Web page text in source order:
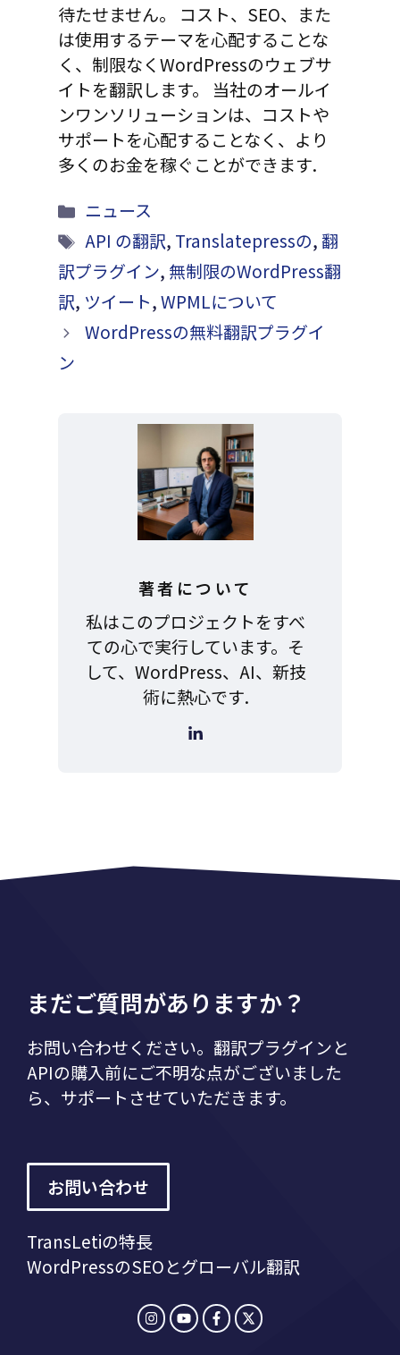
待たせません。 コスト、SEO、また
は使用するテーマを心配することな
く、制限なくWordPressのウェブサ
イトを翻訳します。 当社のオールイ
ンワンソリューションは、コストや
サポートを心配することなく、より
多くのお金を稼ぐことができます.
カ
テ
リ
ー
ニュース
ニ
ュ
ー
ス
API の翻訳, Translatepressの, 翻
訳プラグイン, 無制限のWordPress翻
訳, ツイート,WPMLについて
WordPressの無料翻訳プラグイ
ン
著者について
私はこのプロジェクトをすべ
ての心で実行しています。そ
して、WordPress、AI、新技
術に熱心です.
まだご質問がありますか？
お問い合わせください。翻訳プラグインと
APIの購入前にご不明な点がございました
ら、サポートさせていただきます。
お問い合わせ
TransLetiの特長
WordPressのSEOとグローバル翻訳